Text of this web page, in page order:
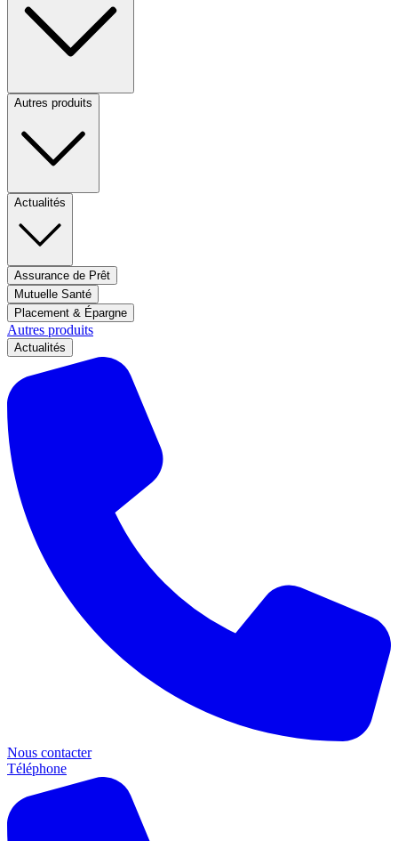
Autres produits
Actualités
Assurance de Prêt
Mutuelle Santé
Placement & Épargne
Autres produits
Actualités
Nous contacter
Téléphone